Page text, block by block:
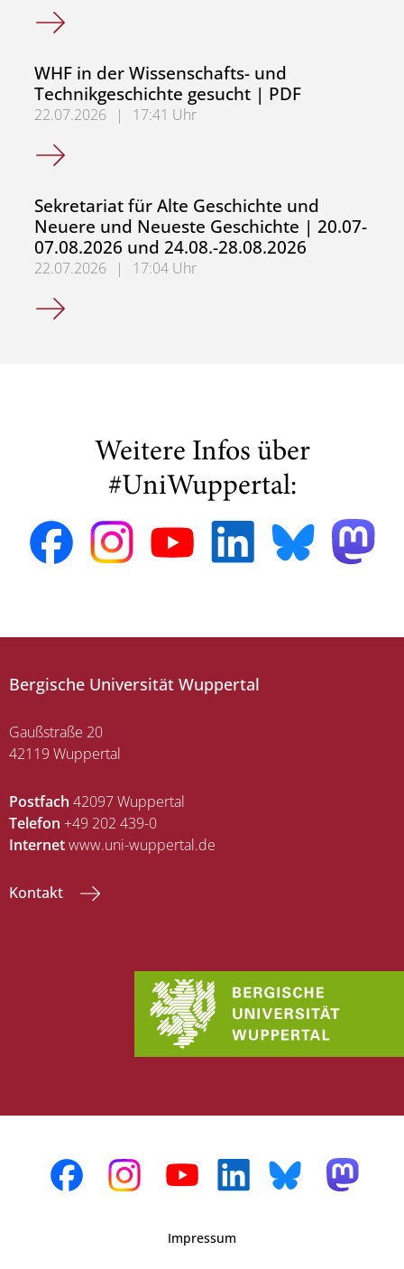
Call for Contributions: Gender History Day am
WHF in der Wissenschafts- und
Technikgeschichte gesucht | PDF
22.07.2026 |
17:41 Uhr
WHF in der Wissenschafts- und Technikgeschichte
Sekretariat für Alte Geschichte und
Neuere und Neueste Geschichte | 20.07-
07.08.2026 und 24.08.-28.08.2026
22.07.2026 |
17:04 Uhr
Sekretariat für Alte Geschichte und Neuere und
Weitere Infos über
#UniWuppertal:
Bergische Universität Wuppertal
Gaußstraße 20
42119 Wuppertal
Postfach 42097 Wuppertal
Telefon +49 202 439-0
Internetwww.uni-wuppertal.de
Kontakt
Impressum